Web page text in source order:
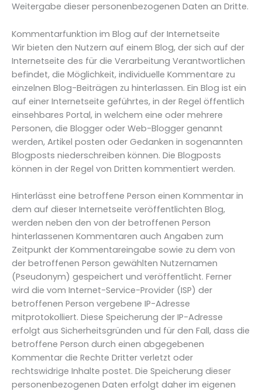
Weitergabe dieser personenbezogenen Daten an Dritte.
Kommentarfunktion im Blog auf der Internetseite
Wir bieten den Nutzern auf einem Blog, der sich auf der
Internetseite des für die Verarbeitung Verantwortlichen
befindet, die Möglichkeit, individuelle Kommentare zu
einzelnen Blog-Beiträgen zu hinterlassen. Ein Blog ist ein
auf einer Internetseite geführtes, in der Regel öffentlich
einsehbares Portal, in welchem eine oder mehrere
Personen, die Blogger oder Web-Blogger genannt
werden, Artikel posten oder Gedanken in sogenannten
Blogposts niederschreiben können. Die Blogposts
können in der Regel von Dritten kommentiert werden.
Hinterlässt eine betroffene Person einen Kommentar in
dem auf dieser Internetseite veröffentlichten Blog,
werden neben den von der betroffenen Person
hinterlassenen Kommentaren auch Angaben zum
Zeitpunkt der Kommentareingabe sowie zu dem von
der betroffenen Person gewählten Nutzernamen
(Pseudonym) gespeichert und veröffentlicht. Ferner
wird die vom Internet-Service-Provider (ISP) der
betroffenen Person vergebene IP-Adresse
mitprotokolliert. Diese Speicherung der IP-Adresse
erfolgt aus Sicherheitsgründen und für den Fall, dass die
betroffene Person durch einen abgegebenen
Kommentar die Rechte Dritter verletzt oder
rechtswidrige Inhalte postet. Die Speicherung dieser
personenbezogenen Daten erfolgt daher im eigenen